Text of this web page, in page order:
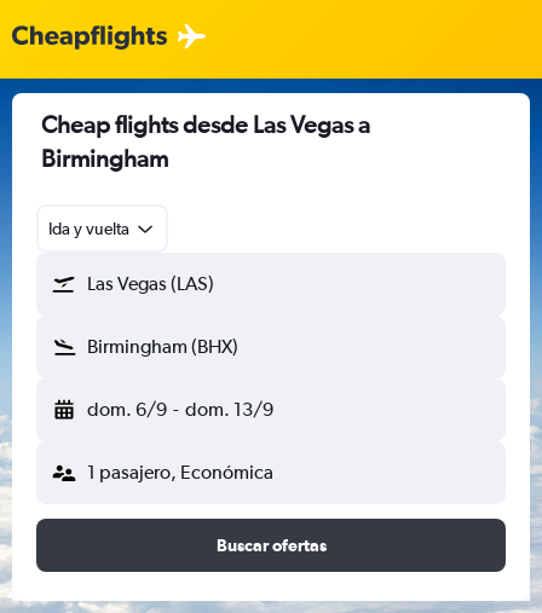
Cheap flights desde Las Vegas a
Birmingham
Ida y vuelta
Las Vegas (LAS)
Birmingham (BHX)
dom. 6/9 - dom. 13/9
1 pasajero, Económica
Buscar ofertas